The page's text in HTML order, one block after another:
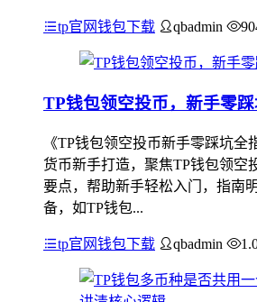
tp官网钱包下载 qbadmin
TP钱包领空投币，新手零
《TP钱包领空投币新手零踩坑全
货币新手打造，聚焦TP钱包领空
要点，帮助新手轻松入门，指南
备，如TP钱包...
tp官网钱包下载 qbadmin